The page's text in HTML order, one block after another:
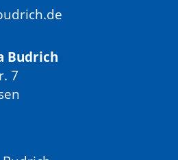
Budrich
7